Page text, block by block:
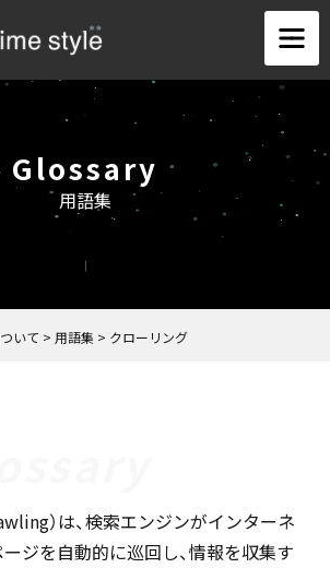
Glossary
用語集
いて > 用語集 > クローリング
）は、検索エンジンがインターネ
ジを自動的に巡回し、情報を収集す